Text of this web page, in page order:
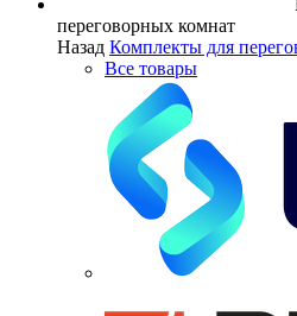
переговорных комнат
Назад Комплекты для
Все товары